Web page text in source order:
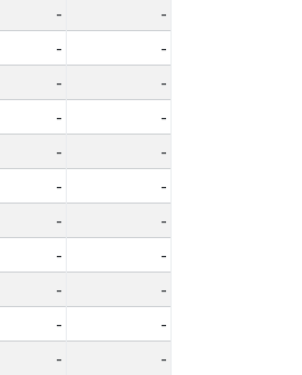
-
-
-
-
-
-
-
-
-
-
-
-
-
-
-
-
-
-
-
-
- -